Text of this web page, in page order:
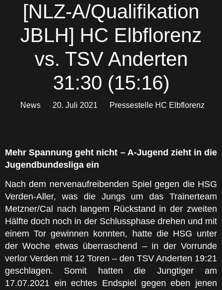
[NLZ-A/Qualifikation
JBLH] HC Elbflorenz
vs. TSV Anderten
31:30 (15:16)
News 20. Juli 2021 Pressestelle HC Elbflorenz
Mehr Spannung geht nicht – A-Jugend zieht in die
Jugendbundesliga ein
Nach dem nervenaufreibenden Spiel gegen die HSG
Verden-Aller, was die Jungs um das Trainerteam
Metzner/Cal nach langem Rückstand in der zweiten
Hälfte doch noch in der Schlussphase drehen und mit
einem Tor gewinnen konnten, hatte die HSG unter
der Woche etwas überraschend – in der Vorrunde
verlor Verden mit 12 Toren – den TSV Anderten 19:21
geschlagen. Somit hatten die Jungtiger am
17.07.2021 ein echtes Endspiel gegen eben jenen